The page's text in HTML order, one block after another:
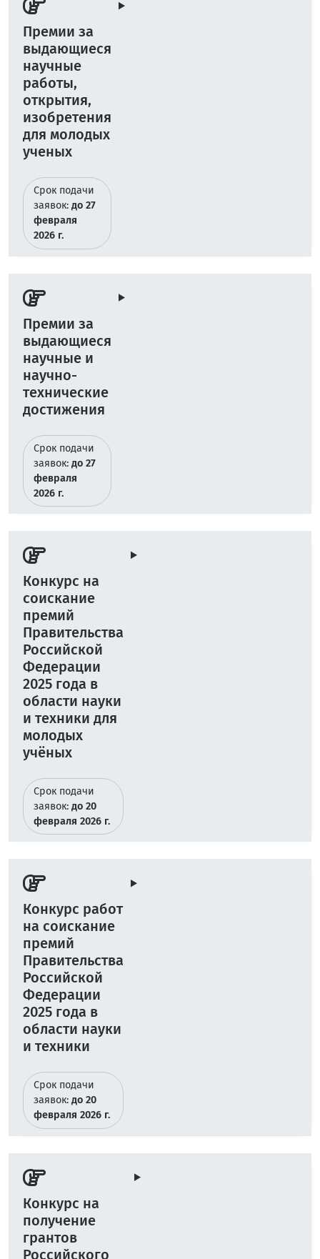
Премии за
выдающиеся
научные
работы,
открытия,
изобретения
для молодых
ученых
Срок подачи
заявок:до 27
февраля
2026 г.
Премии за
выдающиеся
научные и
научно-
технические
достижения
Срок подачи
заявок:до 27
февраля
2026 г.
Конкурс на
соискание
премий
Правительства
Российской
Федерации
2025 года в
области науки
и техники для
молодых
учёных
Срок подачи
заявок:до 20
февраля 2026 г.
Конкурс работ
на соискание
премий
Правительства
Российской
Федерации
2025 года в
области науки
и техники
Срок подачи
заявок:до 20
февраля 2026 г.
Конкурс на
получение
грантов
Российского